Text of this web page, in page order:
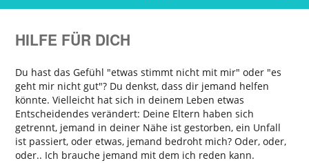
HILFE FÜR DICH
Du hast das Gefühl "etwas stimmt nicht mit mir" oder "es
geht mir nicht gut"? Du denkst, dass dir jemand helfen
könnte. Vielleicht hat sich in deinem Leben etwas
Entscheidendes verändert: Deine Eltern haben sich
getrennt, jemand in deiner Nähe ist gestorben, ein Unfall
ist passiert, oder etwas, jemand bedroht mich? Oder, oder,
oder.. Ich brauche jemand mit dem ich reden kann.